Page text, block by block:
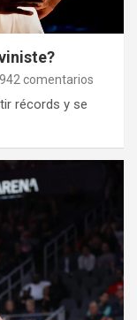
942 comentarios
récords y se